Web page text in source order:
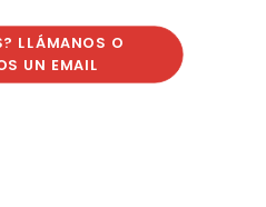
LLÁMANOS O
UN EMAIL